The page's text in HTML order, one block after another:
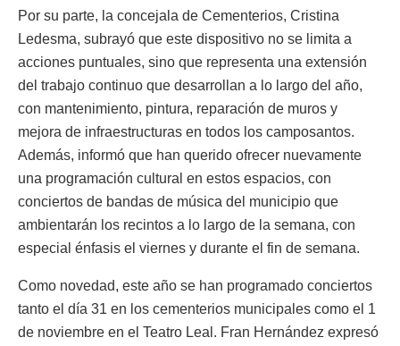
Por su parte, la concejala de Cementerios, Cristina
Ledesma, subrayó que este dispositivo no se limita a
acciones puntuales, sino que representa una extensión
del trabajo continuo que desarrollan a lo largo del año,
con mantenimiento, pintura, reparación de muros y
mejora de infraestructuras en todos los camposantos.
Además, informó que han querido ofrecer nuevamente
una programación cultural en estos espacios, con
conciertos de bandas de música del municipio que
ambientarán los recintos a lo largo de la semana, con
especial énfasis el viernes y durante el fin de semana.
Como novedad, este año se han programado conciertos
tanto el día 31 en los cementerios municipales como el 1
de noviembre en el Teatro Leal. Fran Hernández expresó